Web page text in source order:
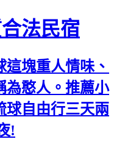
法民宿
塊重人情味、
為憨人。推薦小
球自由行三天兩
!